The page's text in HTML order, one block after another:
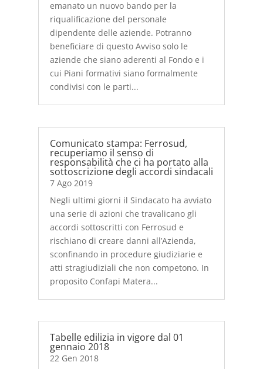
emanato un nuovo bando per la
riqualificazione del personale
dipendente delle aziende. Potranno
beneficiare di questo Avviso solo le
aziende che siano aderenti al Fondo e i
cui Piani formativi siano formalmente
condivisi con le parti...
Comunicato stampa: Ferrosud,
recuperiamo il senso di
responsabilità che ci ha portato alla
sottoscrizione degli accordi sindacali
7 Ago 2019
Negli ultimi giorni il Sindacato ha avviato
una serie di azioni che travalicano gli
accordi sottoscritti con Ferrosud e
rischiano di creare danni all’Azienda,
sconfinando in procedure giudiziarie e
atti stragiudiziali che non competono. In
proposito Confapi Matera...
Tabelle edilizia in vigore dal 01
gennaio 2018
22 Gen 2018